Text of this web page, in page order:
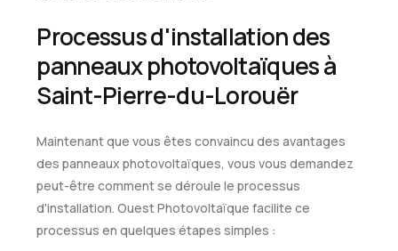
Processus d'installation des
panneaux photovoltaïques à
Saint-Pierre-du-Lorouër
Maintenant que vous êtes convaincu des avantages
des panneaux photovoltaïques, vous vous demandez
peut-être comment se déroule le processus
d'installation. Ouest Photovoltaïque facilite ce
processus en quelques étapes simples :